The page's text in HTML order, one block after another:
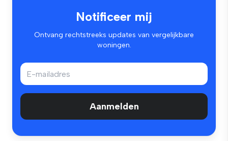
Notificeer mij
Ontvang rechtstreeks updates van vergelijkbare
woningen.
Aanmelden